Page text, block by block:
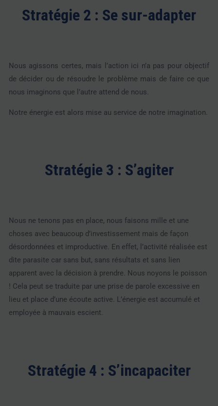
Stratégie 2 : Se sur-adapter
Nous agissons certes, mais l’action ici n’a pas pour objectif
de décider ou de résoudre le problème mais de faire ce que
nous imaginons que l’autre attend de nous.
Notre énergie est alors mise au service de notre imagination.
Stratégie 3 : S’agiter
Nous ne tenons pas en place, nous faisons mille et une
choses avec beaucoup d’investissement mais de façon
désordonnées et improductive. En effet, l’activité réalisée est
dite parasite car sans but, sans résultats et sans lien
apparent avec la décision à prendre. Nous noyons le poisson
! Cela peut se traduite par une prise de parole excessive en
lieu et place d’une écoute active. L’énergie est accumulé et
employée à mauvais escient.
Stratégie 4 : S’incapaciter